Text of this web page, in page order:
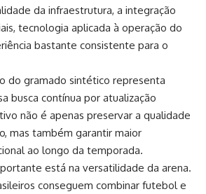
da infraestrutura, a integração
tecnologia aplicada à operação do
bastante consistente para o
do gramado sintético representa
busca contínua por atualização
não é apenas preservar a qualidade
mas também garantir maior
ao longo da temporada.
está na versatilidade da arena.
conseguem combinar futebol e